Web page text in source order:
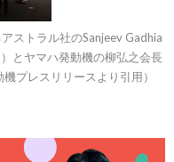
ストラル社のSanjeev Gadhia
とヤマハ発動機の柳弘之会長
プレスリリースより引用）